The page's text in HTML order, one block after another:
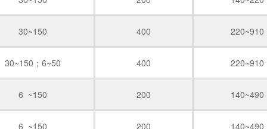
30~150 400 220~910
30~150；6~50 400 220~910
6 ~150 200 140~490
6 ~150 200 140~490